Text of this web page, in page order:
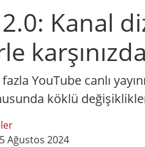
Kanal
karşınızda
YouTube canlı
köklü
Ağustos 2024